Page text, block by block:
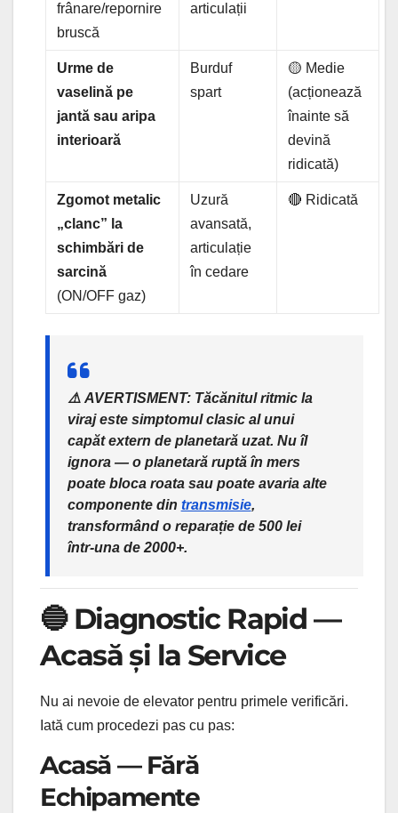
frânare/repornire
bruscă
articulații
Urme de
vaselină pe
jantă sau aripa
interioară
Burduf
spart
🟡 Medie
(acționează
înainte să
devină
ridicată)
Zgomot metalic
„clanc” la
schimbări de
sarcină
(ON/OFF gaz)
Uzură
avansată,
articulație
în cedare
🔴 Ridicată
⚠️ AVERTISMENT:Tăcănitul ritmic la
viraj este simptomul clasic al unui
capăt extern de planetară uzat. Nu îl
ignora — o planetară ruptă în mers
poate bloca roata sau poate avaria alte
componente din transmisie,
transformând o reparație de 500 lei
într-una de 2000+.
🔵 Diagnostic Rapid —
Acasă și la Service
Nu ai nevoie de elevator pentru primele verificări.
Iată cum procedezi pas cu pas:
Acasă — Fără
Echipamente